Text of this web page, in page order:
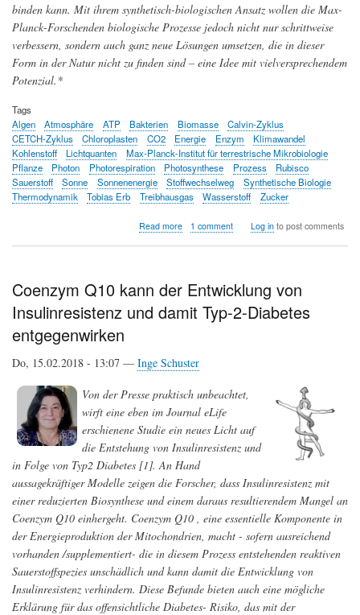
binden kann. Mit ihrem synthetisch-biologischen Ansatz wollen die Max-
Planck-Forschenden biologische Prozesse jedoch nicht nur schrittweise
verbessern, sondern auch ganz neue Lösungen umsetzen, die in dieser
Form in der Natur nicht zu finden sind – eine Idee mit vielversprechendem
Potenzial.*
Tags
Algen
Atmosphäre ATP Bakterien Biomasse
Calvin-Zyklus
CETCH-Zyklus
Chloroplasten CO2 Energie Enzym
Klimawandel
Kohlenstoff
Lichtquanten
Max-Planck-Institut für terrestrische Mikrobiologie
Pflanze
Photon Photorespiration Photosynthese Prozess
Rubisco
Sauerstoff
Sonne Sonnenenergie Stoffwechselweg
Synthetische Biologie
Thermodynamik
Tobias Erb Treibhausgas Wasserstoff Zucker
Read moreabout
dem
Weg
zur
1 comment Log into post comments
Coenzym Q10 kann der Entwicklung von
Insulinresistenz und damit Typ-2-Diabetes
entgegenwirken
Do, 15.02.2018 - 13:07 — Inge Schuster
Von der Presse praktisch unbeachtet,
wirft eine eben im Journal eLife
erschienene Studie ein neues Licht auf
die Entstehung von Insulinresistenz und
in Folge von Typ2 Diabetes [1]. An Hand
aussagekräftiger Modelle zeigen die Forscher, dass Insulinresistenz mit
einer reduzierten Biosynthese und einem daraus resultierendem Mangel an
Coenzym Q10 einhergeht. Coenzym Q10 , eine essentielle Komponente in
der Energieproduktion der Mitochondrien, macht - sofern ausreichend
vorhanden /supplementiert- die in diesem Prozess entstehenden reaktiven
Sauerstoffspezies unschädlich und kann damit die Entwicklung von
Insulinresistenz verhindern. Diese Befunde bieten auch eine mögliche
Erklärung für das offensichtliche Diabetes- Risiko, das mit der